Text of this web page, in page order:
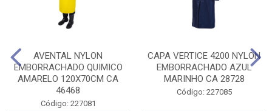
AVENTAL NYLON
EMBORRACHADO QUIMICO
AMARELO 120X70CM CA
46468
Código: 227081
CAPA VERTICE 4200 NYLON
EMBORRACHADO AZUL
MARINHO CA 28728
Código: 227085